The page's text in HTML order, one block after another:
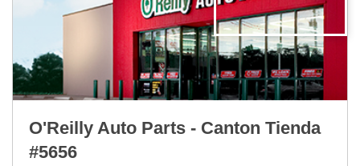
O'Reilly Auto Parts - Canton Tienda
#5656